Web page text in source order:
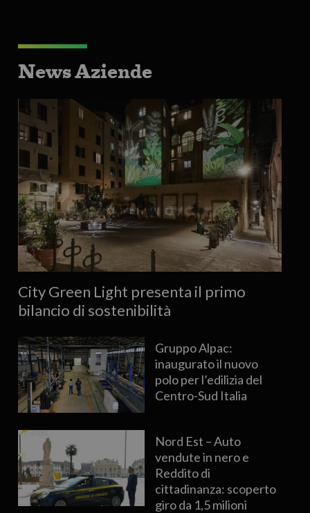
News Aziende
City Green Light presenta il primo
bilancio di sostenibilità
Gruppo Alpac:
inaugurato il nuovo
polo per l’edilizia del
Centro-Sud Italia
Nord Est – Auto
vendute in nero e
Reddito di
cittadinanza: scoperto
giro da 1,5 milioni